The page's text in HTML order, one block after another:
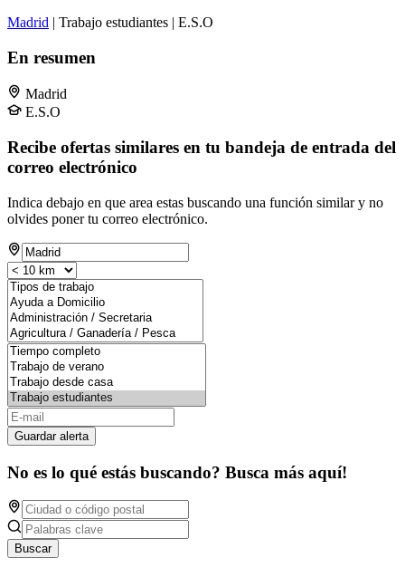
Madrid | Trabajo estudiantes | E.S.O
En resumen
Madrid
E.S.O
Recibe ofertas similares en tu bandeja de entrada del
correo electrónico
Indica debajo en que area estas buscando una función similar y no
olvides poner tu correo electrónico.
Guardar alerta
No es lo qué estás buscando? Busca más aquí!
Buscar